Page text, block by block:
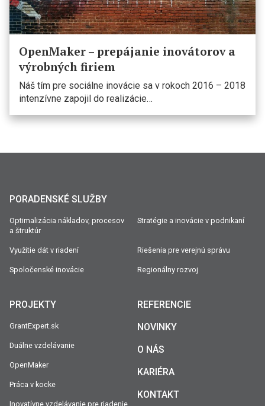
OpenMaker – prepájanie inovátorov a
výrobných firiem
Náš tím pre sociálne inovácie sa v rokoch 2016 – 2018
intenzívne zapojil do realizácie…
PORADENSKÉ SLUŽBY
Optimalizácia nákladov, procesov
a štruktúr
Stratégie a inovácie v podnikaní
Využitie dát v riadení Riešenia pre verejnú správu
Spoločenské inovácie Regionálny rozvoj
PROJEKTY
GrantExpert.sk
Duálne vzdelávanie
OpenMaker
Práca v kocke
Inovatívne vzdelávanie pre riadenie
REFERENCIE
NOVINKY
O NÁS
KARIÉRA
KONTAKT